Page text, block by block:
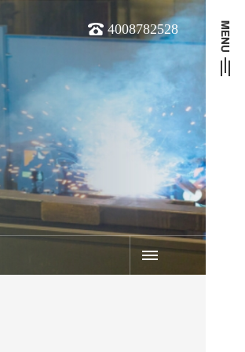
4008782528